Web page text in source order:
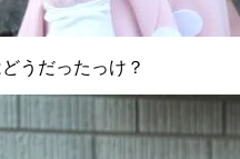
うだったっけ？